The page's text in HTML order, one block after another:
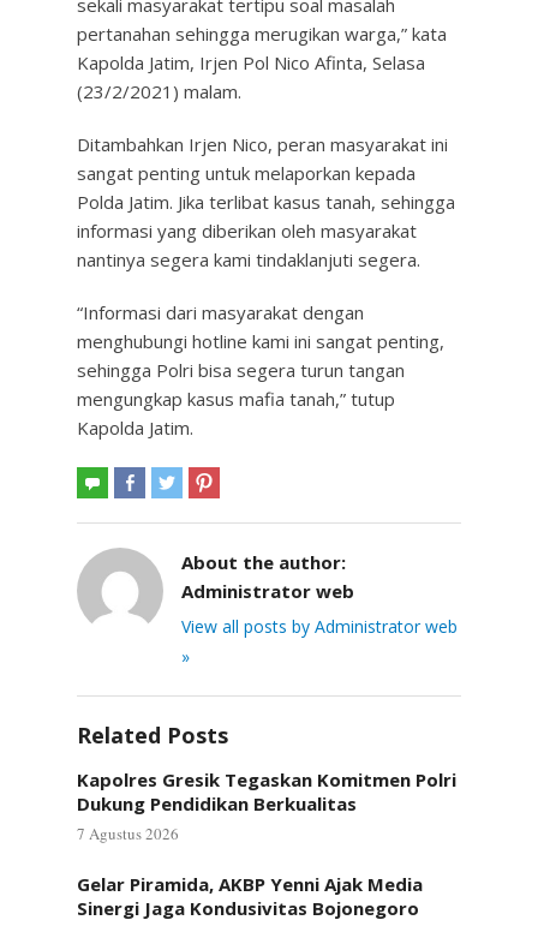
sekali masyarakat tertipu soal masalah
pertanahan sehingga merugikan warga,” kata
Kapolda Jatim, Irjen Pol Nico Afinta, Selasa
(23/2/2021) malam.
Ditambahkan Irjen Nico, peran masyarakat ini
sangat penting untuk melaporkan kepada
Polda Jatim. Jika terlibat kasus tanah, sehingga
informasi yang diberikan oleh masyarakat
nantinya segera kami tindaklanjuti segera.
“Informasi dari masyarakat dengan
menghubungi hotline kami ini sangat penting,
sehingga Polri bisa segera turun tangan
mengungkap kasus mafia tanah,” tutup
Kapolda Jatim.
About the author:
Administrator web
View all posts by Administrator web
»
Related Posts
Kapolres Gresik Tegaskan Komitmen Polri
Dukung Pendidikan Berkualitas
7 Agustus 2026
Gelar Piramida, AKBP Yenni Ajak Media
Sinergi Jaga Kondusivitas Bojonegoro